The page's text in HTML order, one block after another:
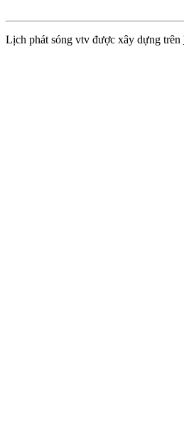
Lịch phát sóng vtv được xây dựng trên